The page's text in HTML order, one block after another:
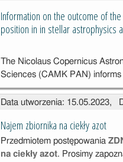
Information on the outcome of
position in in stellar astrophysics
The Nicolaus Copernicus
Sciences (CAMK PAN)
Data utworzenia: 15.05.2023,
Najem zbiornika na ciekły azot
Przedmiotem postępowania
na ciekły azot. Prosimy